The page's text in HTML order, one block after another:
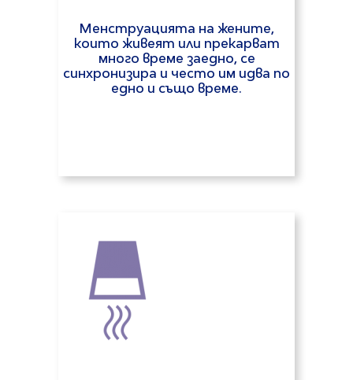
Менструацията на жените,
които живеят или прекарват
много време заедно, се
синхронизира и често им идва по
едно и също време.